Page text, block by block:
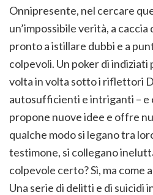
Onnipresente, nel cercare
un’impossibile verità, a
pronto a istillare dubbi e a
colpevoli. Un poker di indiziati
volta in volta sotto i riflettori
autosufficienti e intriganti – e
propone nuove idee e offre
qualche modo si legano tra
testimone, si collegano
colpevole certo? Sì, ma come
Una serie di delitti e di suicidi